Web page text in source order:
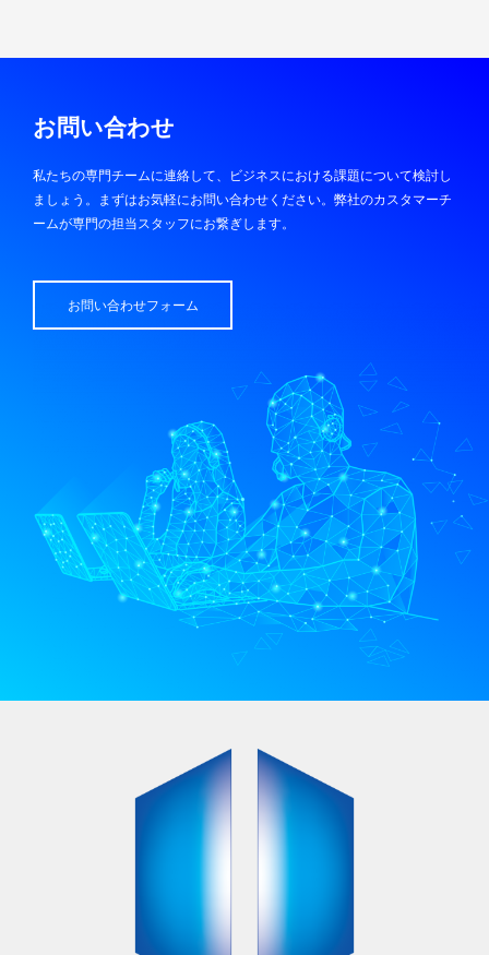
お問い合わせ
私たちの専門チームに連絡して、ビジネスにおける課題について検討し
ましょう。まずはお気軽にお問い合わせください。弊社のカスタマーチ
ームが専門の担当スタッフにお繋ぎします。
お問い合わせフォーム